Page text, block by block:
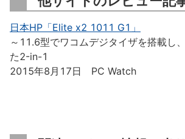
日本HP「Elite x2 1011 G1」
～11.6型でワコムデジタイザを搭載し
た2-in-1
2015年8月17日 PC Watch